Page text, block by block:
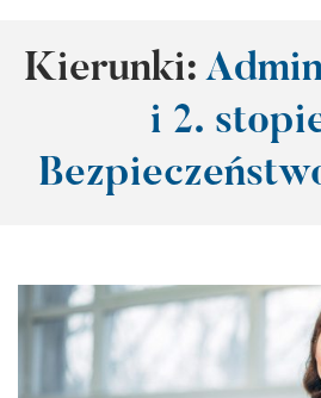
Kierunki:
i 2.